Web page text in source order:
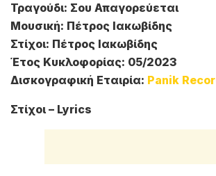
Τραγούδι: Σου Απαγορεύεται
Μουσική: Πέτρος Ιακωβίδης
Στίχοι: Πέτρος Ιακωβίδης
Έτος Κυκλοφορίας: 05/2023
Δισκογραφική Εταιρία: Panik
Στίχοι – Lyrics